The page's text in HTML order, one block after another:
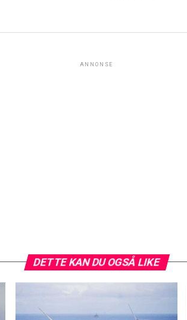
ANNONSE
DETTE KAN DU OGSÅ LIKE